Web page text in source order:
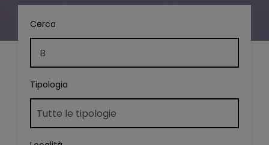
Cerca
Tipologia